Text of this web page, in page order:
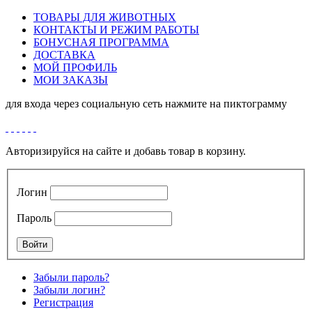
ТОВАРЫ ДЛЯ ЖИВОТНЫХ
КОНТАКТЫ И РЕЖИМ РАБОТЫ
БОНУСНАЯ ПРОГРАММА
ДОСТАВКА
МОЙ ПРОФИЛЬ
МОИ ЗАКАЗЫ
для входа через социальную сеть нажмите на пиктограмму
Авторизируйся на сайте и добавь товар в корзину.
Логин
Пароль
Забыли пароль?
Забыли логин?
Регистрация